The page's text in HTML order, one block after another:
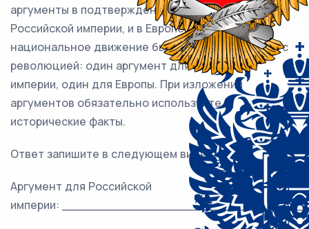
аргументы в подтверждение точки зрения, что и в
Российской империи, и в Европе в XIX в.
национальное движение было тесно сопряжено с
революцией: один аргумент для Российской
империи, один для Европы. При изложении
аргументов обязательно используйте
исторические факты.
Ответ запишите в следующем виде.
Аргумент для Российской
империи: